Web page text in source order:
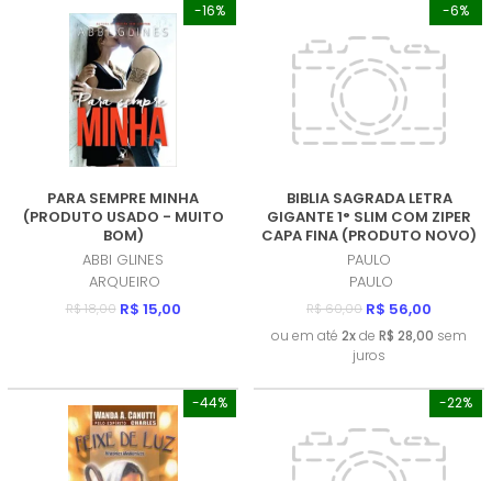
-16%
PARA SEMPRE MINHA
(PRODUTO USADO - MUITO
BOM)
ABBI GLINES
ARQUEIRO
R$ 18,00 R$ 15,00
-6%
BIBLIA SAGRADA LETRA
GIGANTE 1° SLIM COM ZIPER
CAPA FINA (PRODUTO NOVO)
PAULO
PAULO
R$ 60,00 R$ 56,00
ou em até 2xde R$ 28,00 sem
juros
-44% -22%